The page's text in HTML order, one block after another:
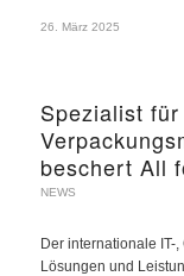
26. März 2025
Spezialist
beschert All
NEWS
Der internationale IT-
Lösungen und